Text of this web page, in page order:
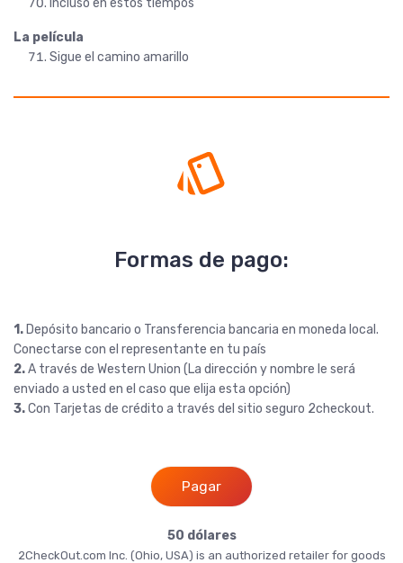
Incluso en estos tiempos
La película
Sigue el camino amarillo
Formas de pago:
1. Depósito bancario o Transferencia bancaria en moneda local.
Conectarse con el representante en tu país
2.A través de Western Union (La dirección y nombre le será
enviado a usted en el caso que elija esta opción)
3.Con Tarjetas de crédito a través del sitio seguro 2checkout.
Pagar
50 dólares
2CheckOut.com Inc. (Ohio, USA) is an authorized retailer for goods